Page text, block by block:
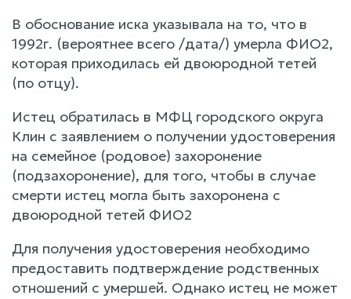
В обоснование иска указывала на то, что в
1992г. (вероятнее всего /дата/) умерла ФИО2,
которая приходилась ей двоюродной тетей
(по отцу).
Истец обратилась в МФЦ городского округа
Клин с заявлением о получении удостоверения
на семейное (родовое) захоронение
(подзахоронение), для того, чтобы в случае
смерти истец могла быть захоронена с
двоюродной тетей ФИО2
Для получения удостоверения необходимо
предоставить подтверждение родственных
отношений с умершей. Однако истец не может